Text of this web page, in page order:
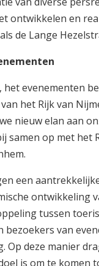
ontwikkelen en
de Lange
evenementen
het Rijk van
nieuw elan aan
samen op met
een
tussen
bezoekers van
Op deze manier
is om te komen